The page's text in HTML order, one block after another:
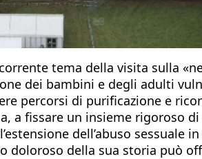
tema della visita sulla
dei bambini e degli adulti
percorsi di purificazione e
a fissare un insieme rigoroso
dell’abuso sessuale
doloroso della sua storia può